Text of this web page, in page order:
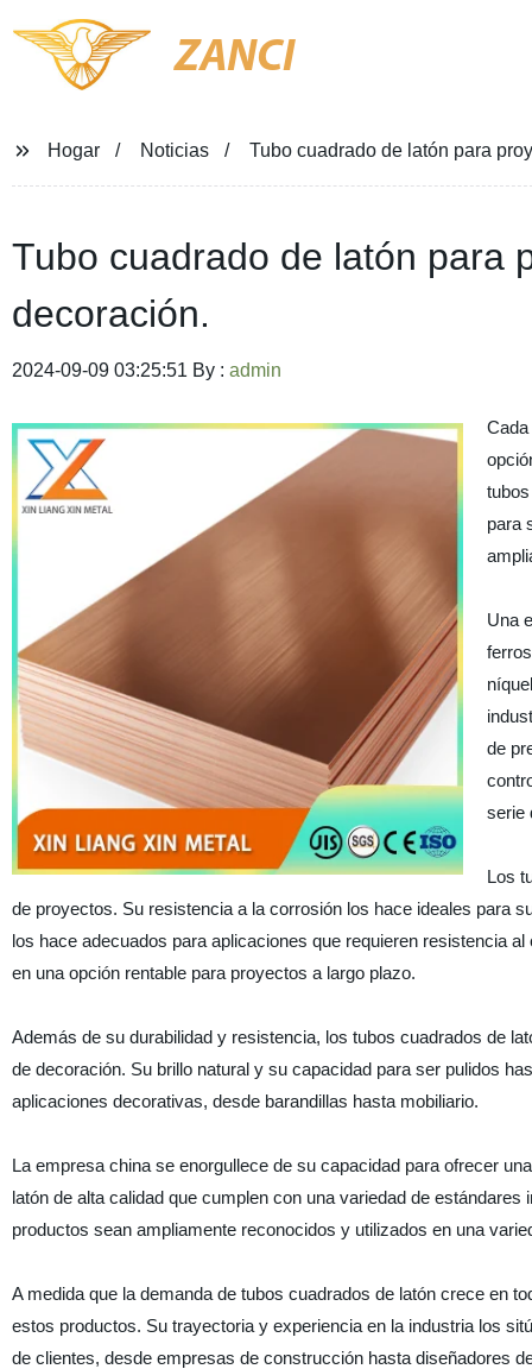
ZANCI
Hogar Noticias Tubo cuadrado de latón para
Tubo cuadrado de latón para
decoración.
2024-09-09 03:25:51 By : admin
para
Una
de
serie
Los
de proyectos. Su resistencia a la corrosión los hace ideales para
los hace adecuados para aplicaciones que requieren resistencia
en una opción rentable para proyectos a largo plazo.
Además de su durabilidad y resistencia, los tubos cuadrados de
de decoración. Su brillo natural y su capacidad para ser pulidos
aplicaciones decorativas, desde barandillas hasta mobiliario.
La empresa china se enorgullece de su capacidad para ofrecer
latón de alta calidad que cumplen con una variedad de
productos sean ampliamente reconocidos y utilizados en una
A medida que la demanda de tubos cuadrados de latón crece en
estos productos. Su trayectoria y experiencia en la industria los
de clientes, desde empresas de construcción hasta diseñadores